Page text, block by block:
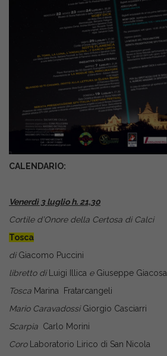
CALENDARIO:
Venerdì 3 luglio h. 21,30
Cortile d’Onore della Certosa di Calci
Tosca
diGiacomo Puccini
libretto diLuigi Illica eGiuseppe Giacosa
Tosca Marina Fratarcangeli
Mario CaravadossiGiorgio Casciarri
Scarpia Carlo Morini
CoroLaboratorio Lirico di San Nicola